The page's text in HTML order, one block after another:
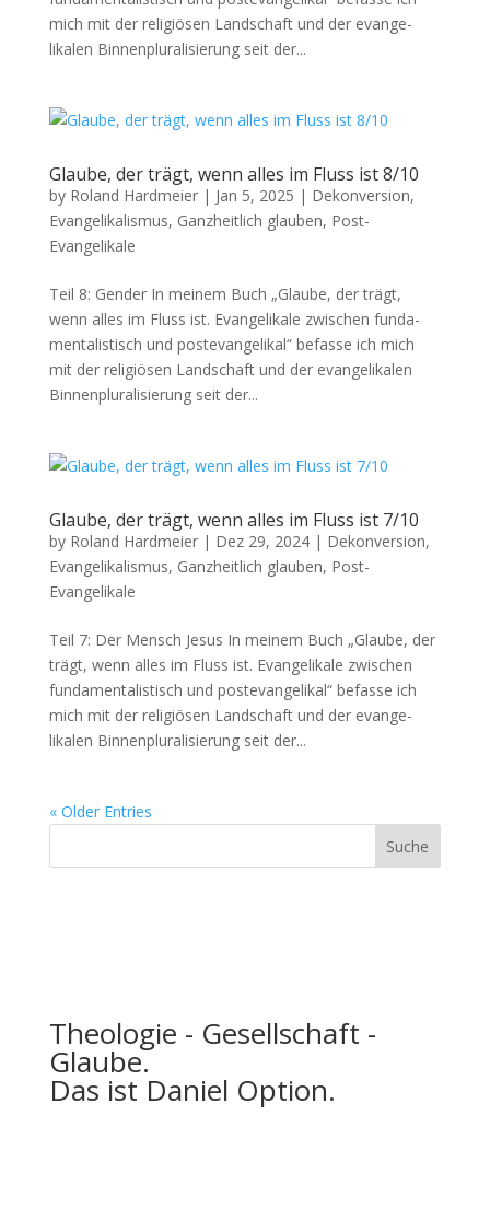
mich mit der religiösen Land­schaft und der evan­ge­
likalen Bin­nen­plu­ral­isierung seit der...
Glaube, der trägt, wenn alles im Fluss ist 8/10
by Roland Hardmeier| Jan 5, 2025 | Dekonversion,
Evangelikalismus, Ganzheitlich glauben, Post-
Evangelikale
Teil 8: Gen­der In meinem Buch „Glaube, der trägt,
wenn alles im Fluss ist. Evan­ge­likale zwis­chen fun­da­
men­tal­is­tisch und poste­van­ge­likal“ befasse ich mich
mit der religiösen Land­schaft und der evan­ge­likalen
Bin­nen­plu­ral­isierung seit der...
Glaube, der trägt, wenn alles im Fluss ist 7/10
by Roland Hardmeier| Dez 29, 2024| Dekonversion,
Evangelikalismus, Ganzheitlich glauben, Post-
Evangelikale
Teil 7: Der Men­sch Jesus In meinem Buch „Glaube, der
trägt, wenn alles im Fluss ist. Evan­ge­likale zwis­chen
fun­da­men­tal­is­tisch und poste­van­ge­likal“ befasse ich
mich mit der religiösen Land­schaft und der evan­ge­
likalen Bin­nen­plu­ral­isierung seit der...
« Older Entries
Theologie - Gesellschaft -
Glaube.
Das ist Daniel Option.